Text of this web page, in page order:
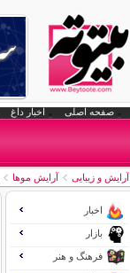
صفحه اصلی اخبار داغ
آرایش و زیبایی آرایش موها
اخبار
بازار
فرهنگ و هنر